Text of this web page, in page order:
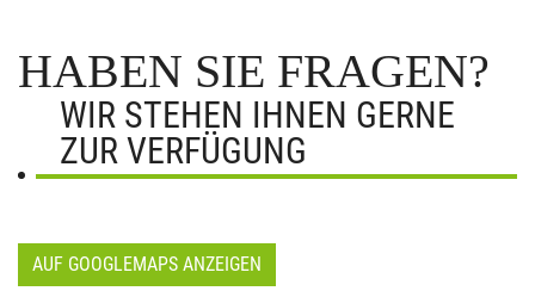
HABEN SIE FRAGEN?
WIR STEHEN IHNEN GERNE
ZUR VERFÜGUNG
AUF GOOGLEMAPS ANZEIGEN